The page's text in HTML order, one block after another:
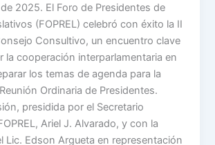
2025. El Foro de Presidentes de
(FOPREL) celebró con éxito la II
Consultivo, un encuentro clave
la cooperación interparlamentaria en
los temas de agenda para la
Ordinaria de Presidentes.
presidida por el Secretario
Ariel J. Alvarado, y con la
Lic. Edson Argueta en representación